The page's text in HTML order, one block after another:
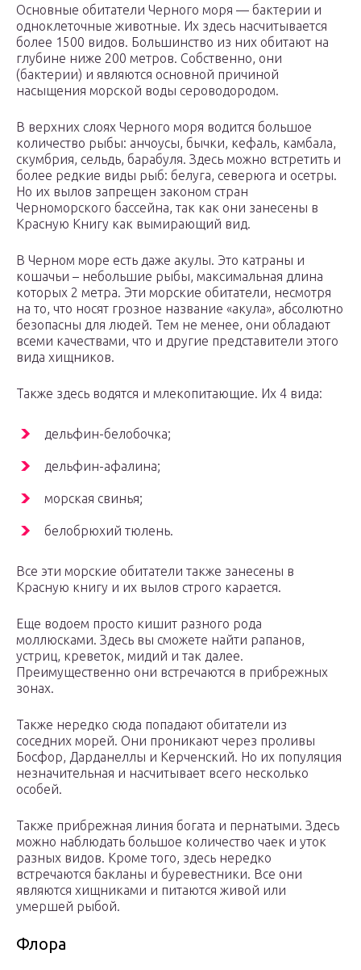
Основные обитатели Черного моря — бактерии и
одноклеточные животные. Их здесь насчитывается
более 1500 видов. Большинство из них обитают на
глубине ниже 200 метров. Собственно, они
(бактерии) и являются основной причиной
насыщения морской воды сероводородом.
В верхних слоях Черного моря водится большое
количество рыбы: анчоусы, бычки, кефаль, камбала,
скумбрия, сельдь, барабуля. Здесь можно встретить и
более редкие виды рыб: белуга, северюга и осетры.
Но их вылов запрещен законом стран
Черноморского бассейна, так как они занесены в
Красную Книгу как вымирающий вид.
В Черном море есть даже акулы. Это катраны и
кошачьи – небольшие рыбы, максимальная длина
которых 2 метра. Эти морские обитатели, несмотря
на то, что носят грозное название «акула», абсолютно
безопасны для людей. Тем не менее, они обладают
всеми качествами, что и другие представители этого
вида хищников.
Также здесь водятся и млекопитающие. Их 4 вида:
дельфин-белобочка;
дельфин-афалина;
морская свинья;
белобрюхий тюлень.
Все эти морские обитатели также занесены в
Красную книгу и их вылов строго карается.
Еще водоем просто кишит разного рода
моллюсками. Здесь вы сможете найти рапанов,
устриц, креветок, мидий и так далее.
Преимущественно они встречаются в прибрежных
зонах.
Также нередко сюда попадают обитатели из
соседних морей. Они проникают через проливы
Босфор, Дарданеллы и Керченский. Но их популяция
незначительная и насчитывает всего несколько
особей.
Также прибрежная линия богата и пернатыми. Здесь
можно наблюдать большое количество чаек и уток
разных видов. Кроме того, здесь нередко
встречаются бакланы и буревестники. Все они
являются хищниками и питаются живой или
умершей рыбой.
Флора